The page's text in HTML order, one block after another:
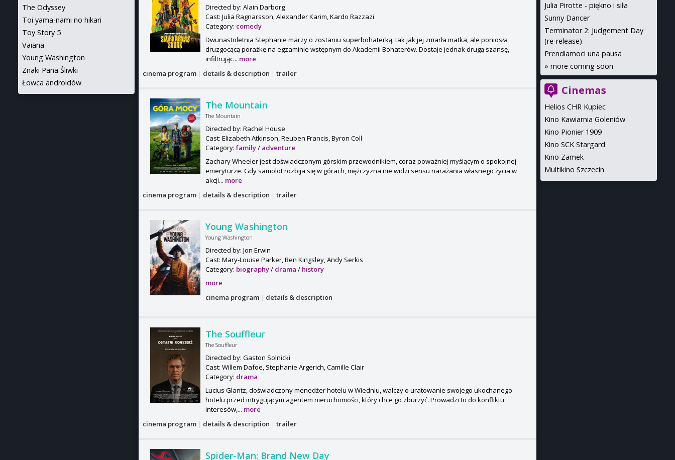
Directed by: Alain Darborg
Cast: Julia Ragnarsson, Alexander Karim, Kardo Razzazi
Category: comedy
Dwunastoletnia Stephanie marzy o zostaniu superbohaterką, tak jak jej zmarła matka, ale poniosła
druzgocącą porażkę na egzaminie wstępnym do Akademii Bohaterów. Dostaje jednak drugą szansę,
infiltrując... more
cinema program | details & description |trailer
The Mountain
The Mountain
Directed by: Rachel House
Cast: Elizabeth Atkinson, Reuben Francis, Byron Coll
Category:family/ adventure
Zachary Wheeler jest doświadczonym górskim przewodnikiem, coraz poważniej myślącym o spokojnej
emeryturze. Gdy samolot rozbija się w górach, mężczyzna nie widzi sensu narażania własnego życia w
akcji... more
cinema program | details & description |trailer
Young Washington
Young Washington
Directed by: Jon Erwin
Cast: Mary-Louise Parker, Ben Kingsley, Andy Serkis
Category: biography/ drama / history
more
cinema program | details & description
The Souffleur
The Souffleur
Directed by: Gaston Solnicki
Cast: Willem Dafoe, Stephanie Argerich, Camille Clair
Category: drama
Lucius Glantz, doświadczony menedżer hotelu w Wiedniu, walczy o uratowanie swojego ukochanego
hotelu przed intrygującym agentem nieruchomości, który chce go zburzyć. Prowadzi to do konfliktu
interesów,... more
cinema program | details & description |trailer
Spider-Man: Brand New Day
Julia Pirotte - piękno i siła
Sunny Dancer
Terminator 2: Judgement Day
(re-release)
Prendiamoci una pausa
» more coming soon
Cinemas
Helios CHR Kupiec
Kino Kawiarnia Goleniów
Kino Pionier 1909
Kino SCK Stargard
Kino Zamek
Multikino Szczecin
The Odyssey
Toi yama-nami no hikari
Toy Story 5
Vaiana
Young Washington
Znaki Pana Śliwki
Łowca androidów